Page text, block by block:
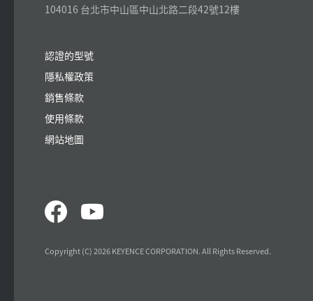
104016 台北市中山區中山北路二段42號12樓
認證的型號
隱私權政策
銷售條款
使用條款
網站地圖
Copyright (C) 2026 KEYENCE CORPORATION. All Rights Reserved.